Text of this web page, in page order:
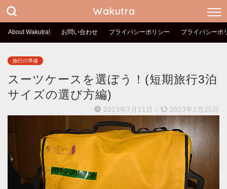
Wakutra
About Wakutra! お問い合わせ プライバシーポリシー プライバシーポ
旅行の準備
スーツケースを選ぼう！(短期旅行3泊
サイズの選び方編)
2013年7月11日 / 2023年1月25日